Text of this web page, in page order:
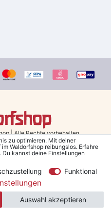
|Alle Rechte vorbehalten.
Uhr, garantierter Versand am
und Österreich ab 79 €.(gilt
Sperrgut und Speditionsware)
Bestätigung des Newsletters
Mindestbestellwert 30 €.
zu optimieren. Mit deiner
Waldorfshop reibungslos. Erfahre
. Du kannst deine Einstellungen
Funktional
Auswahl akzeptieren